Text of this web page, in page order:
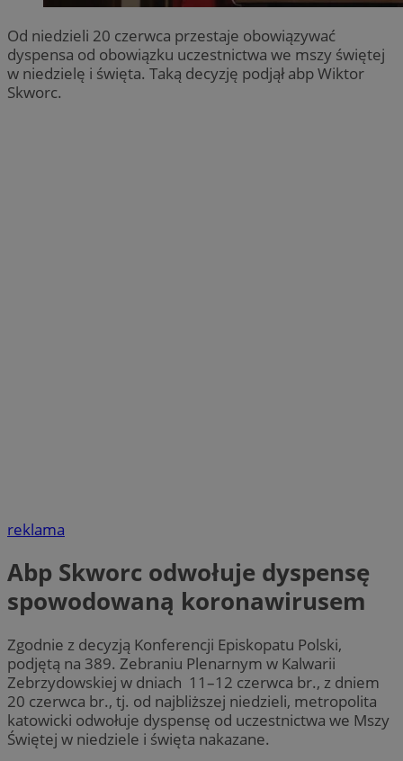
Od niedzieli 20 czerwca przestaje obowiązywać
dyspensa od obowiązku uczestnictwa we mszy świętej
w niedzielę i święta. Taką decyzję podjął abp Wiktor
Skworc.
reklama
Abp Skworc odwołuje dyspensę
spowodowaną koronawirusem
Zgodnie z decyzją Konferencji Episkopatu Polski,
podjętą na 389. Zebraniu Plenarnym w Kalwarii
Zebrzydowskiej w dniach 11–12 czerwca br., z dniem
20 czerwca br., tj. od najbliższej niedzieli, metropolita
katowicki odwołuje dyspensę od uczestnictwa we Mszy
Świętej w niedziele i święta nakazane.